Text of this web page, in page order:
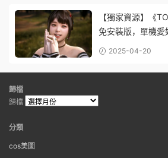
【獨家資源】《
免安裝版，單機愛
2025-04-20
歸檔
歸檔
分類
cos美圖